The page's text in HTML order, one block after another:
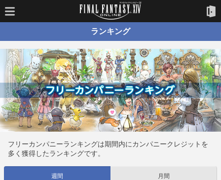
ランキング
フリーカンパニーランキングは期間内にカンパニークレジットを
多く獲得したランキングです。
週間 月間